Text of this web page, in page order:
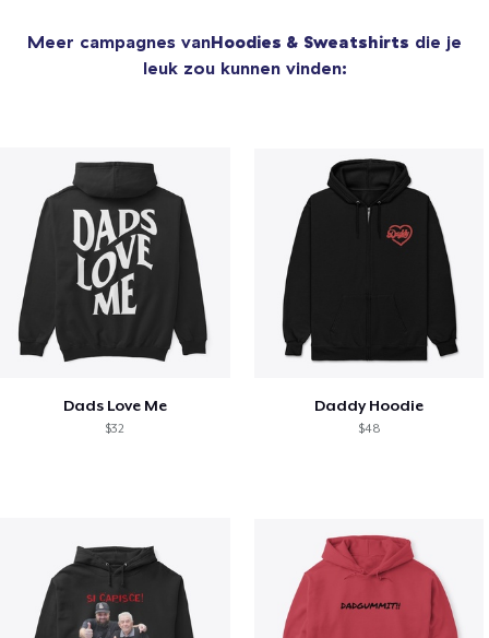
Meer campagnes vanHoodies & Sweatshirts die je
leuk zou kunnen vinden:
Dads Love Me
$32
Daddy Hoodie
$48